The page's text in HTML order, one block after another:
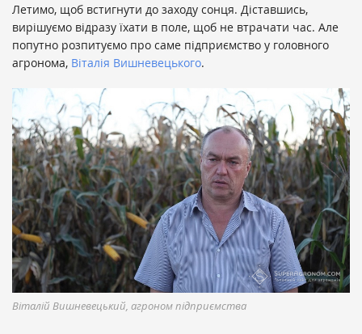
Летимо, щоб встигнути до заходу сонця. Діставшись,
вирішуємо відразу їхати в поле, щоб не втрачати час. Але
попутно розпитуємо про саме підприємство у головного
агронома, Віталія Вишневецького.
Віталій Вишневецький, агроном підприємства